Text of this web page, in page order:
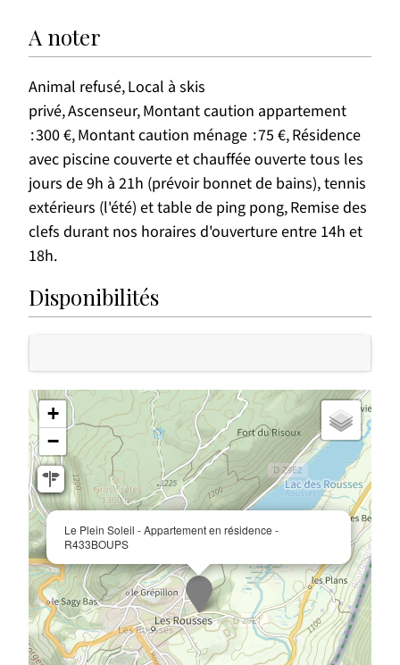
A noter
Animal refusé Local à skis
privé Ascenseur Montant caution appartement
300 € Montant caution ménage 75 € Résidence
avec piscine couverte et chauffée ouverte tous les
jours de 9h à 21h (prévoir bonnet de bains), tennis
extérieurs (l'été) et table de ping pong Remise des
clefs durant nos horaires d'ouverture entre 14h et
18h
Disponibilités
Le Plein Soleil - Appartement en résidence -
R433BOUPS
+
−